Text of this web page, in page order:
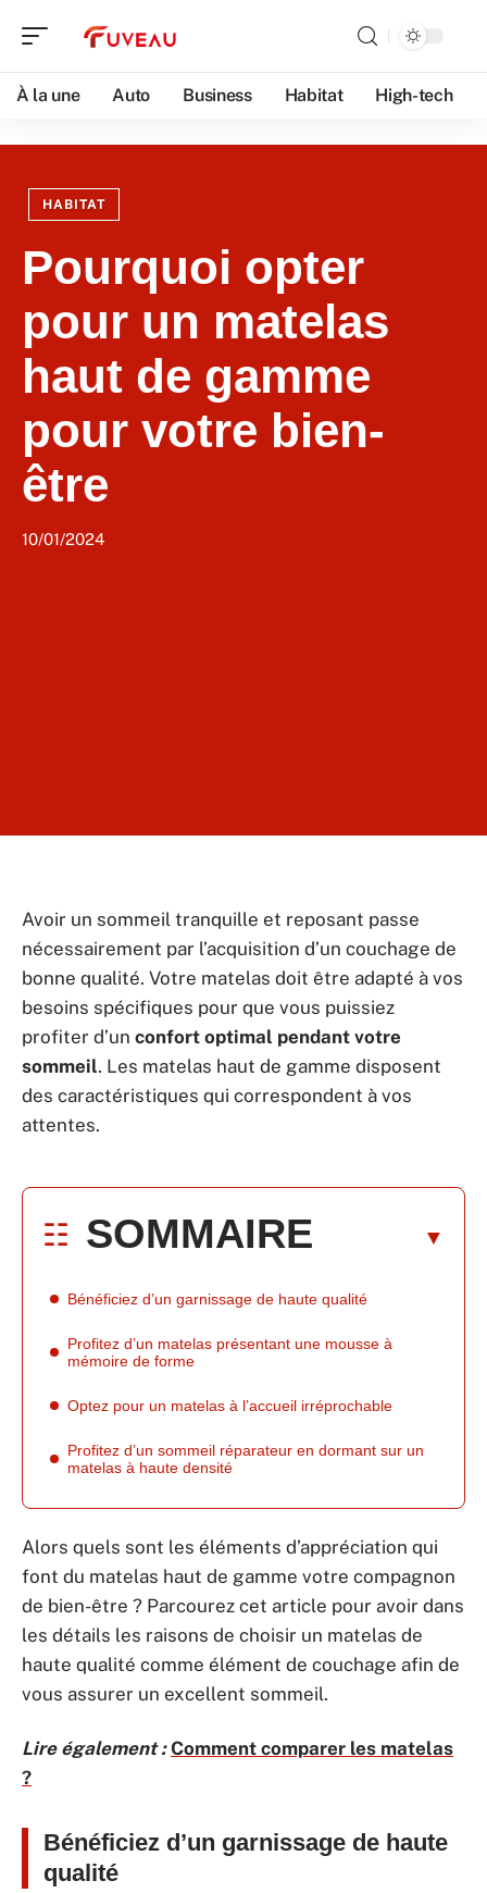
À la une Auto Business Habitat High-tech
HABITAT
Pourquoi opter
pour un matelas
haut de gamme
pour votre bien-
être
10/01/2024
Avoir un sommeil tranquille et reposant passe
nécessairement par l’acquisition d’un couchage de
bonne qualité. Votre matelas doit être adapté à vos
besoins spécifiques pour que vous puissiez
profiter d’un confort optimal pendant votre
sommeil. Les matelas haut de gamme disposent
des caractéristiques qui correspondent à vos
attentes.
SOMMAIRE
Bénéficiez d’un garnissage de haute qualité
Profitez d’un matelas présentant une mousse à
mémoire de forme
Optez pour un matelas à l’accueil irréprochable
Profitez d’un sommeil réparateur en dormant sur un
matelas à haute densité
Alors quels sont les éléments d’appréciation qui
font du matelas haut de gamme votre compagnon
de bien-être ? Parcourez cet article pour avoir dans
les détails les raisons de choisir un matelas de
haute qualité comme élément de couchage afin de
vous assurer un excellent sommeil.
Lire également : Comment comparer les matelas
?
Bénéficiez d’un garnissage de haute
qualité